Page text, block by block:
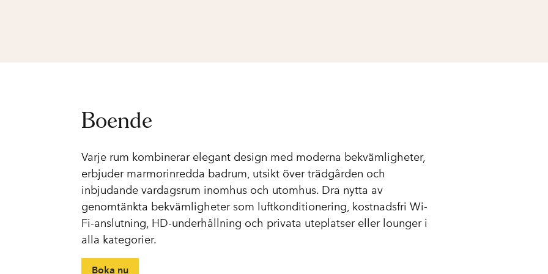
Boende
Varje rum kombinerar elegant design med moderna bekvämligheter,
erbjuder marmorinredda badrum, utsikt över trädgården och
inbjudande vardagsrum inomhus och utomhus. Dra nytta av
genomtänkta bekvämligheter som luftkonditionering, kostnadsfri Wi-
Fi-anslutning, HD-underhållning och privata uteplatser eller lounger i
alla kategorier.
Boka nu